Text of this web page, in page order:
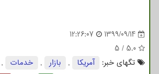
1399/09/14
12:26:07
5.0
/
5
تگهای خبر:
آمریكا , بازار , خدمات ,